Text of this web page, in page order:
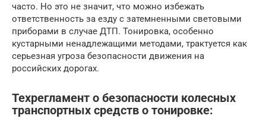
часто. Но это не значит, что можно избежать
ответственность за езду с затемненными световыми
приборами в случае ДТП. Тонировка, особенно
кустарными ненадлежащими методами, трактуется как
серьезная угроза безопасности движения на
российских дорогах.
Техрегламент о безопасности колесных
транспортных средств о тонировке: